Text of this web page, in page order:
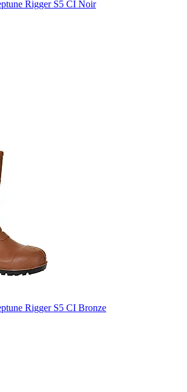
Rigger S5 CI Noir
Rigger S5 CI Bronze